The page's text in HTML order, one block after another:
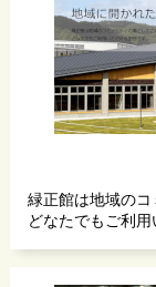
緑正館は地域の
どなたでもご利